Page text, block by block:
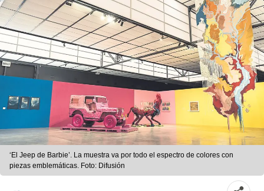
‘El Jeep de Barbie’. La muestra va por todo el espectro de colores con
piezas emblemáticas. Foto: Difusión